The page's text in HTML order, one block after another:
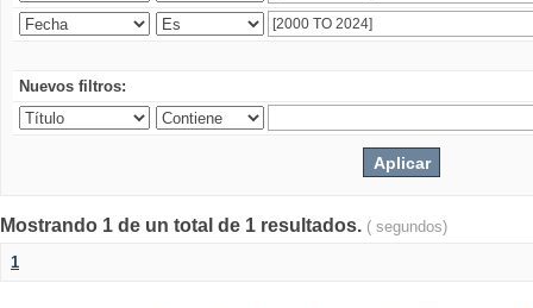
Nuevos filtros:
Mostrando 1 de un total de 1 resultados. ( segundos)
1